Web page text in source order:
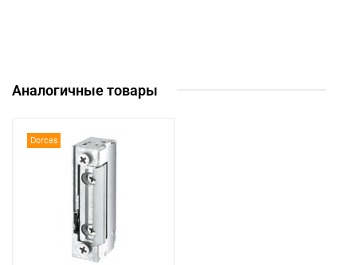
Аналогичные товары
Dorcas